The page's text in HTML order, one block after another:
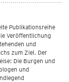
Publikationsreihe
Veröffentlichung
und
zum Ziel. Der
Die Burgen und
und